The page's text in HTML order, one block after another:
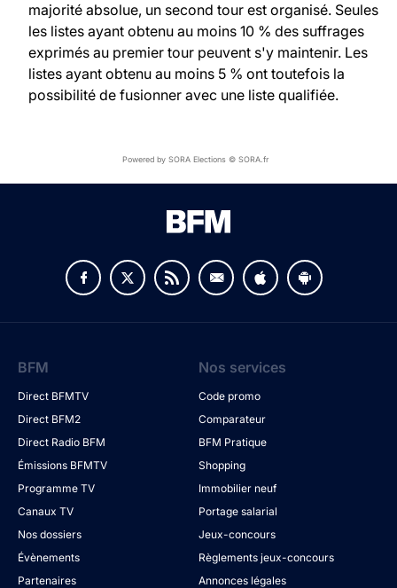
majorité absolue, un second tour est organisé. Seules
les listes ayant obtenu au moins 10 % des suffrages
exprimés au premier tour peuvent s'y maintenir. Les
listes ayant obtenu au moins 5 % ont toutefois la
possibilité de fusionner avec une liste qualifiée.
Powered by SORA Elections © SORA.fr
BFM
Direct BFMTV
Direct BFM2
Direct Radio BFM
Émissions BFMTV
Programme TV
Canaux TV
Nos dossiers
Évènements
Partenaires
Nos services
Code promo
Comparateur
BFM Pratique
Shopping
Immobilier neuf
Portage salarial
Jeux-concours
Règlements jeux-concours
Annonces légales